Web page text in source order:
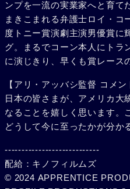
ンプを一流の実業家へと育て
まきこまれる弁護士ロイ・コ
度トニー賞演劇主演男優賞に
グ。まるでコーン本人にトラ
に演じきり、早くも賞レース
【アリ・アッバシ監督 コメン
日本の皆さまが、アメリカ大
なることを嬉しく思います。
どうして今に至ったかが分か
----------------------------
配給：キノフィルムズ
© 2024 APPRENTICE